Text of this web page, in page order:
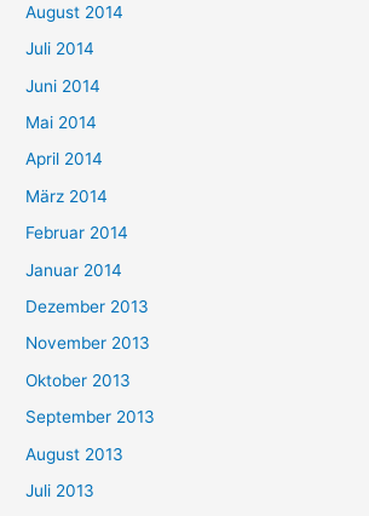
August 2014
Juli 2014
Juni 2014
Mai 2014
April 2014
März 2014
Februar 2014
Januar 2014
Dezember 2013
November 2013
Oktober 2013
September 2013
August 2013
Juli 2013